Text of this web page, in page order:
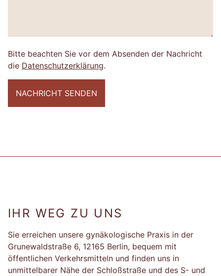
Bitte beachten Sie vor dem Absenden der Nachricht
die Datenschutzerklärung.
NACHRICHT SENDEN
IHR WEG ZU UNS
Sie erreichen unsere gynäkologische Praxis in der
Grunewaldstraße 6, 12165 Berlin, bequem mit
öffentlichen Verkehrsmitteln und finden uns in
unmittelbarer Nähe der Schloßstraße und des S- und